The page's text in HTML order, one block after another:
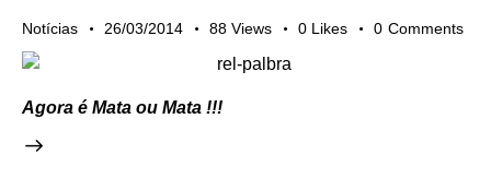
Notícias 26/03/2014 88 Views 0 Likes 0 Comments
Agora é Mata ou Mata !!!